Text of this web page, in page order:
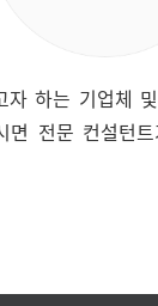
자 하는 기업체
면 전문 컨설턴